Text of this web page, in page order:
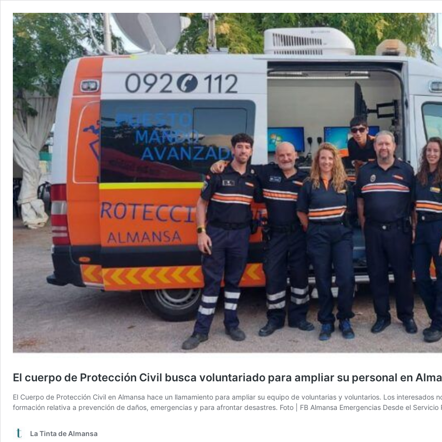
El cuerpo de Protección Civil busca voluntariado para ampliar su personal en
El Cuerpo de Protección Civil en Almansa hace un llamamiento para ampliar su equipo de voluntarias y voluntarios. Los interesados
formación relativa a prevención de daños, emergencias y para afrontar desastres. Foto | FB Almansa Emergencias Desde el
La Tinta de Almansa